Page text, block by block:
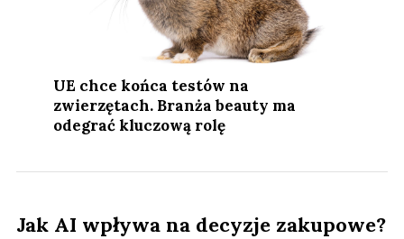
UE chce końca testów na
zwierzętach. Branża beauty ma
odegrać kluczową rolę
Jak AI wpływa na decyzje zakupowe?